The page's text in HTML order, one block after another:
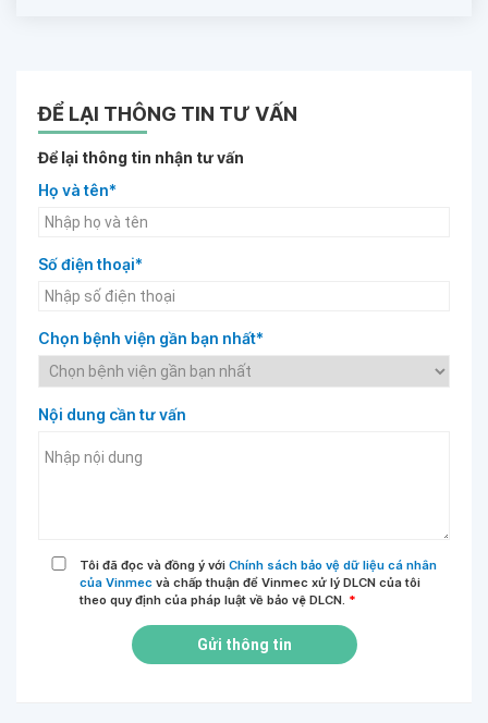
ĐỂ LẠI THÔNG TIN TƯ VẤN
Để lại thông tin nhận tư vấn
Họ và tên*
Số điện thoại*
Chọn bệnh viện gần bạn nhất*
Nội dung cần tư vấn
Tôi đã đọc và đồng ý với Chính sách bảo vệ dữ liệu cá nhân
của Vinmec và chấp thuận để Vinmec xử lý DLCN của tôi
theo quy định của pháp luật về bảo vệ DLCN. *
Gửi thông tin